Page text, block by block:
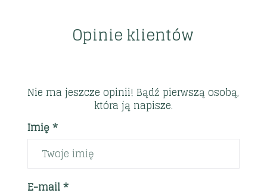
Opinie klientów
Nie ma jeszcze opinii! Bądź pierwszą osobą,
która ją napisze.
Imię *
E-mail *